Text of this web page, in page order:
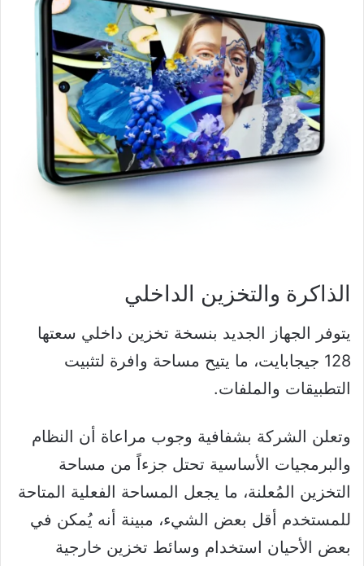
الذاكرة والتخزين الداخلي
يتوفر الجهاز الجديد بنسخة تخزين داخلي سعتها
128 جيجابايت، ما يتيح مساحة وافرة لتثبيت
التطبيقات والملفات.
وتعلن الشركة بشفافية وجوب مراعاة أن النظام
والبرمجيات الأساسية تحتل جزءاً من مساحة
التخزين المُعلنة، ما يجعل المساحة الفعلية المتاحة
للمستخدم أقل بعض الشيء، مبينة أنه يُمكن في
بعض الأحيان استخدام وسائط تخزين خارجية